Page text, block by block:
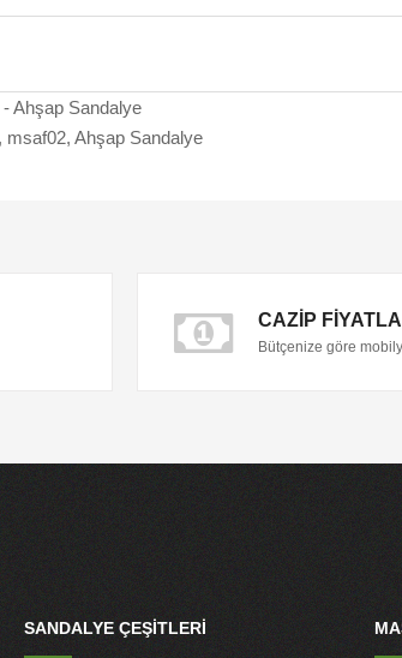
Ahşap Sandalye
, msaf02, Ahşap Sandalye
CAZIP
Bütçenize göre
SANDALYE ÇEŞITLERI